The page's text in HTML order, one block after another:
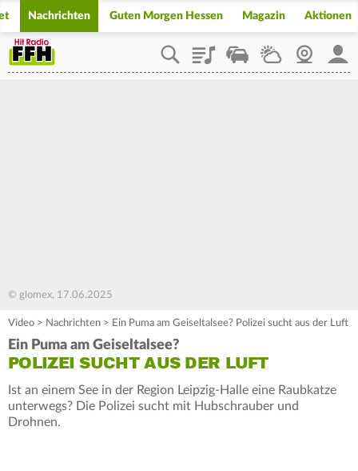
Nachrichten Guten Morgen Hessen Magazin Aktionen
PlaylistStaupilotWetterWebcam
© glomex, 17.06.2025
Video > Nachrichten > Ein Puma am Geiseltalsee? Polizei sucht aus der Luft
Ein Puma am Geiseltalsee?
POLIZEI SUCHT AUS DER LUFT
Ist an einem See in der Region Leipzig-Halle eine Raubkatze
unterwegs? Die Polizei sucht mit Hubschrauber und
Drohnen.